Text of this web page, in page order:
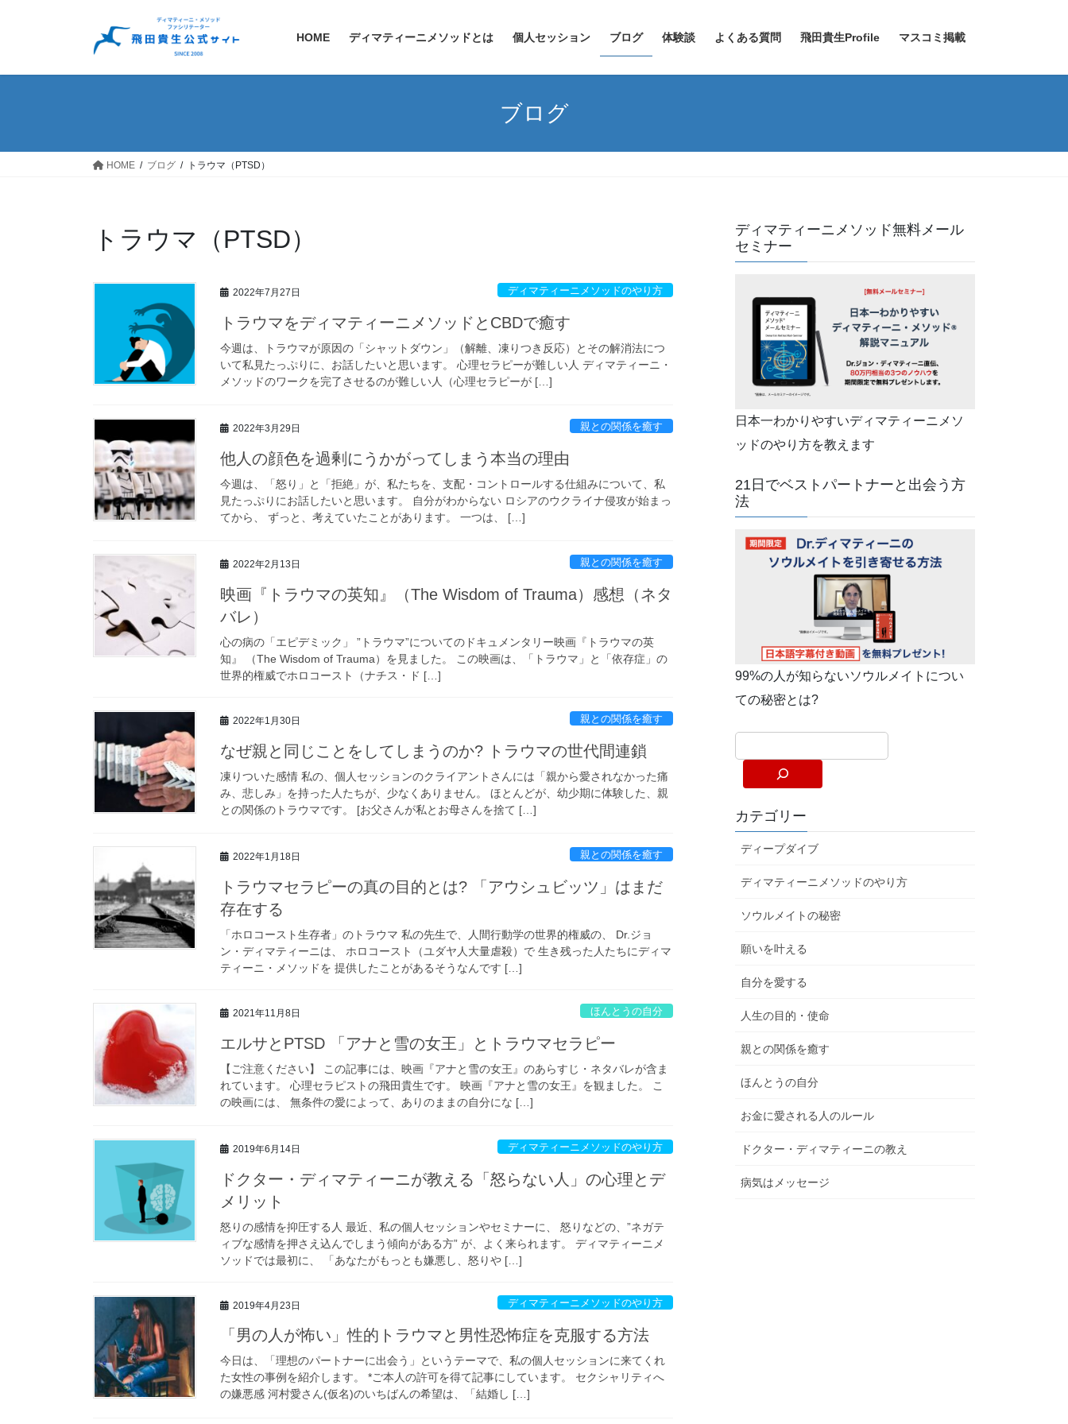
HOME ディマティーニメソッドとは 個人セッション ブログ 体験談 よくある質問 飛田貴生Profile マスコミ掲載
ブログ
HOME ブログ トラウマ（PTSD）
トラウマ（PTSD）
2022年7月27日 ディマティーニメソッドのやり方
トラウマをディマティーニメソッドとCBDで癒す
今週は、トラウマが原因の「シャットダウン」（解離、凍りつき反応）とその解消法につ
いて私見たっぷりに、お話したいと思います。 心理セラピーが難しい人 ディマティーニ・
メソッドのワークを完了させるのが難しい人（心理セラピーが […]
2022年3月29日 親との関係を癒す
他人の顔色を過剰にうかがってしまう本当の理由
今週は、「怒り」と「拒絶」が、私たちを、支配・コントロールする仕組みについて、私
見たっぷりにお話したいと思います。 自分がわからない ロシアのウクライナ侵攻が始まっ
てから、 ずっと、考えていたことがあります。 一つは、 […]
2022年2月13日 親との関係を癒す
映画『トラウマの英知』（The Wisdom of Trauma）感想（ネタ
バレ）
心の病の「エピデミック」 ”トラウマ”についてのドキュメンタリー映画『トラウマの英
知』 （The Wisdom of Trauma）を見ました。 この映画は、「トラウマ」と「依存症」の
世界的権威でホロコースト（ナチス・ド […]
2022年1月30日 親との関係を癒す
なぜ親と同じことをしてしまうのか? トラウマの世代間連鎖
凍りついた感情 私の、個人セッションのクライアントさんには「親から愛されなかった痛
み、悲しみ」を持った人たちが、少なくありません。 ほとんどが、幼少期に体験した、親
との関係のトラウマです。 [お父さんが私とお母さんを捨て […]
2022年1月18日 親との関係を癒す
トラウマセラピーの真の目的とは? 「アウシュビッツ」はまだ
存在する
「ホロコースト生存者」のトラウマ 私の先生で、人間行動学の世界的権威の、 Dr.ジョ
ン・ディマティーニは、 ホロコースト（ユダヤ人大量虐殺）で 生き残った人たちにディマ
ティーニ・メソッドを 提供したことがあるそうなんです […]
2021年11月8日 ほんとうの自分
エルサとPTSD 「アナと雪の女王」とトラウマセラピー
【ご注意ください】 この記事には、映画『アナと雪の女王』のあらすじ・ネタバレが含ま
れています。 心理セラピストの飛田貴生です。 映画『アナと雪の女王』を観ました。 こ
の映画には、 無条件の愛によって、ありのままの自分にな […]
2019年6月14日 ディマティーニメソッドのやり方
ドクター・ディマティーニが教える「怒らない人」の心理とデ
メリット
怒りの感情を抑圧する人 最近、私の個人セッションやセミナーに、 怒りなどの、”ネガテ
ィブな感情を押さえ込んでしまう傾向がある方” が、よく来られます。 ディマティーニメ
ソッドでは最初に、 「あなたがもっとも嫌悪し、怒りや […]
2019年4月23日 ディマティーニメソッドのやり方
「男の人が怖い」性的トラウマと男性恐怖症を克服する方法
今日は、「理想のパートナーに出会う」というテーマで、私の個人セッションに来てくれ
た女性の事例を紹介します。 *ご本人の許可を得て記事にしています。 セクシャリティへ
の嫌悪感 河村愛さん(仮名)のいちばんの希望は、「結婚し […]
ディマティーニメソッド無料メール
セミナー
日本一わかりやすいディマティーニメソ
ッドのやり方を教えます
21日でベストパートナーと出会う方
法
99%の人が知らないソウルメイトについ
ての秘密とは?
カテゴリー
ディープダイブ
ディマティーニメソッドのやり方
ソウルメイトの秘密
願いを叶える
自分を愛する
人生の目的・使命
親との関係を癒す
ほんとうの自分
お金に愛される人のルール
ドクター・ディマティーニの教え
病気はメッセージ